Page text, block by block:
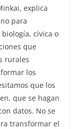
explica
para
cívica o
que
rurales
los
que los
que se hagan
datos. No se
transformar el